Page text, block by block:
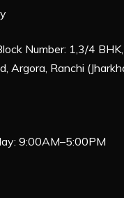
Number: 1,3/4
Argora, Ranchi
9:00AM–5:00PM